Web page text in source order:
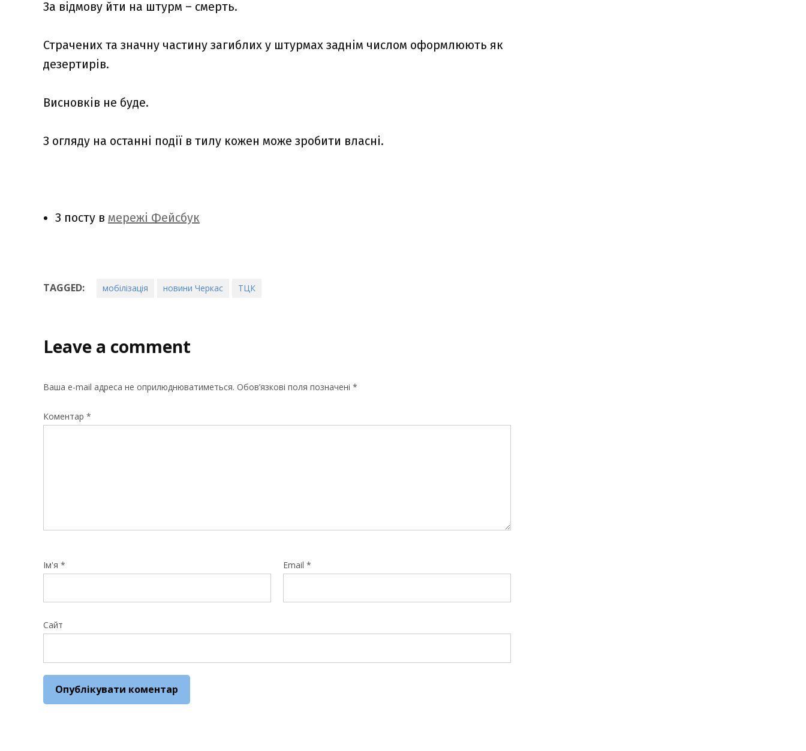
За відмову йти на штурм – смерть.
Страчених та значну частину загиблих у штурмах заднім числом оформлюють як
дезертирів.
Висновків не буде.
З огляду на останні події в тилу кожен може зробити власні.
З посту в мережі Фейсбук
TAGGED: мобілізація новини Черкас ТЦК
Leave a comment
Ваша e-mail адреса не оприлюднюватиметься. Обов’язкові поля позначені *
Коментар *
Ім'я * Email *
Сайт